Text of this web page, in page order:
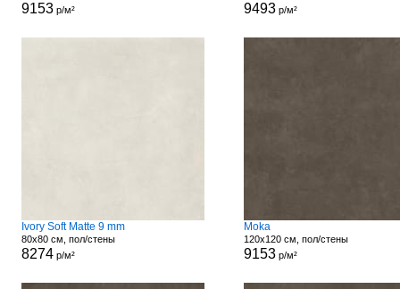
9153р/м² 9493р/м²
Ivory Soft Matte 9 mm
80x80 см, пол/стены
8274р/м²
Moka
120x120 см, пол/стены
9153р/м²